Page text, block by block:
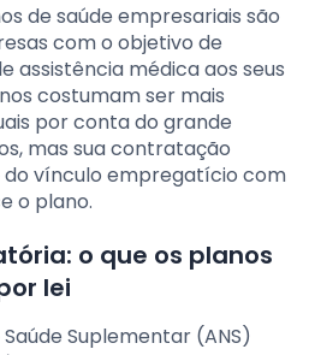
de saúde empresariais são
com o objetivo de
assistência médica aos seus
costumam ser mais
por conta do grande
mas sua contratação
vínculo empregatício com
o plano.
o que os planos
lei
Suplementar (ANS)